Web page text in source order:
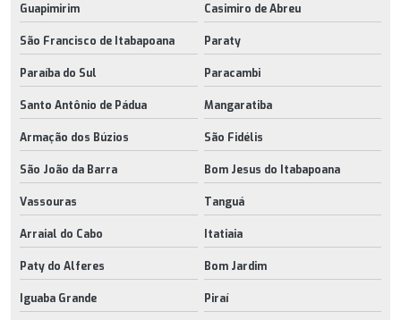
Guapimirim Casimiro de Abreu
São Francisco de Itabapoana Paraty
Paraíba do Sul Paracambi
Santo Antônio de Pádua Mangaratiba
Armação dos Búzios São Fidélis
São João da Barra Bom Jesus do Itabapoana
Vassouras Tanguá
Arraial do Cabo Itatiaia
Paty do Alferes Bom Jardim
Iguaba Grande Piraí